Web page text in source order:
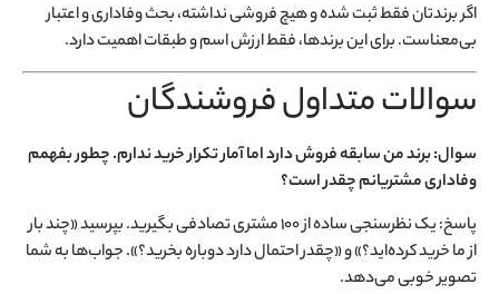
اگر برندتان فقط ثبت شده و هیچ فروشی نداشته، بحث وفاداری و اعتبار
بی‌معناست. برای این برندها، فقط ارزش اسم و طبقات اهمیت دارد.
سوالات متداول فروشندگان
سوال: برند من سابقه فروش دارد اما آمار تکرار خرید ندارم. چطور بفهمم
وفاداری مشتریانم چقدر است؟
پاسخ: یک نظرسنجی ساده از ۱۰۰ مشتری تصادفی بگیرید. بپرسید «چند بار
از ما خرید کرده‌اید؟» و «چقدر احتمال دارد دوباره بخرید؟». جواب‌ها به شما
تصویر خوبی می‌دهد.